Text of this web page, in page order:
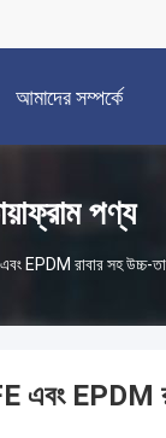
আমাদের সম্পর্কে
পণ্য
EPDM রাবার সহ উচ্চ-
এবং EPDM